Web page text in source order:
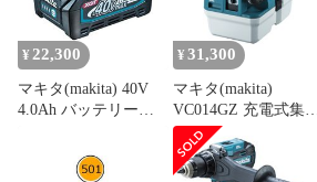
¥ 22,300
マキタ(makita) 40V
4.0Ah バッテリー
防滴性能:IP56
¥ 31,300
マキタ(makita)
VC014GZ 充電式集じ
ん機 40Vmax 乾湿両
用 7.5L 吸水4.5L 最大
吸込165W 伸縮ホース